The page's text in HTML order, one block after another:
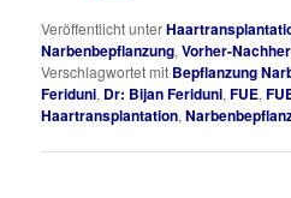
Veröffentlicht unter
Narbenbepflanzung,Vorher-
Verschlagwortet mit Bepflanzung
Feriduni, Dr: Bijan Feriduni,FUE,
Haartransplantation,